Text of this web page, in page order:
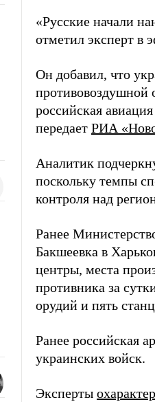
«Русские начали
отметил эксперт в
Он добавил, что
противовоздушной
российская
передает РИА
Аналитик
поскольку темпы
контроля над
Ранее
Бакшеевка в
центры, места
противника за
орудий и пять
Ранее российская
украинских войск.
Эксперты